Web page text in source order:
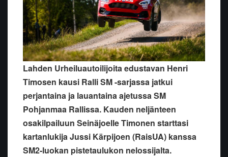
Lahden Urheiluautoilijoita edustavan Henri
Timosen kausi Ralli SM -sarjassa jatkui
perjantaina ja lauantaina ajetussa SM
Pohjanmaa Rallissa. Kauden neljänteen
osakilpailuun Seinäjoelle Timonen starttasi
kartanlukija Jussi Kärpijoen (RaisUA) kanssa
SM2-luokan pistetaulukon nelossijalta.